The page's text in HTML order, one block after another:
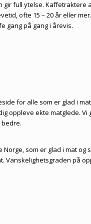
gir full ytelse. Kaffetraktere
ofte 15 – 20 år eller
gang på gang i årevis.
for alle som er glad i
oppleve ekte matglede.
som er glad i mat
Vanskelighetsgraden på